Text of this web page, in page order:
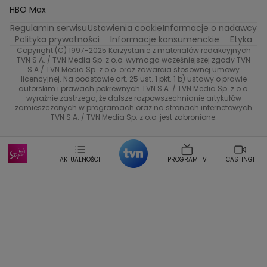
Katarzyna Rozmyslowicz
Anna SamusionekPrzemyslaw Cypryanski
Damian MichalowskiEwa Piekut
Magdalena GwozdzKuchenne Rewolucje
Tadeusz Huk Lucyna MalecEwa Gawryluk
Marta JankowskaBartosz Skrobisz
Malwina WedzikowskaKrzysztof Skorzynski
Helena Englert Aleksander Zniszczol
Sonia Mietielica
Maciej Kuciel
Weekendowa Metamorfoza
Leszek Lichota
Życie na kredycie
Program TV
Przepisy
Dzień Dobry TVN
TVN7
TVN Turbo
Co za tydzień
TTV
HBO Max
Regulamin serwisuUstawienia cookieInformacje o nadawcy
Polityka prywatności
Informacje konsumenckie Etyka
Copyright (C) 1997-2025 Korzystanie z materiałów redakcyjnych
TVN S.A. / TVN Media Sp. z o.o. wymaga wcześniejszej zgody TVN
S.A./ TVN Media Sp. z o.o. oraz zawarcia stosownej umowy
licencyjnej. Na podstawie art. 25 ust. 1 pkt. 1 b) ustawy o prawie
autorskim i prawach pokrewnych TVN S.A. / TVN Media Sp. z o.o.
wyraźnie zastrzega, że dalsze rozpowszechnianie artykułów
zamieszczonych w programach oraz na stronach internetowych
TVN S.A. / TVN Media Sp. z o.o. jest zabronione.
AKTUALNOŚCI PROGRAM TV CASTINGI